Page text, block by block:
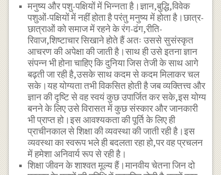
मनुष्य और पशु-पक्षियों में भिन्नता है।ज्ञान,बुद्धि,विवेक
पशुओं-पक्षियों में नहीं होता है परंतु मनुष्य में होता है।छात्र-
छात्राओं को समाज में रहने के रंग-ढंग,रीति-
रिवाज,शिष्टाचार सिखाने होते हैं अतः उससे सुसंस्कृत
आचरण की अपेक्षा की जाती है।साथ ही उसे इतना ज्ञान
संपन्न भी होना चाहिए कि दुनिया जिस तेजी के साथ आगे
बढ़ती जा रही है,उसके साथ कदम से कदम मिलाकर चल
सके।यह योग्यता तभी विकसित होती है जब व्यक्तित्त्व और
ज्ञान की दृष्टि से वह स्वयं कुछ उपार्जित कर सके,इस योग्य
बनने के लिए उसे विरासत में कुछ संस्कार और जानकारी
भी प्राप्त हो।इस आवश्यकता की पूर्ति के लिए ही
प्राचीनकाल से शिक्षा की व्यवस्था की जाती रही है।इस
व्यवस्था का स्वरूप भले ही बदलता रहा हो,पर वह प्रचलन
में हमेशा अनिवार्य रूप से रही है।
शिक्षा जीवन के शाश्वत मूल्य हैं।मानवीय चेतना जिन दो